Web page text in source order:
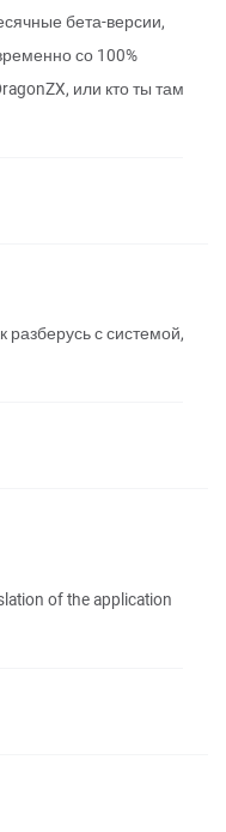
бета-версии,
со 100%
или кто ты там
разберусь с системой,
of the application